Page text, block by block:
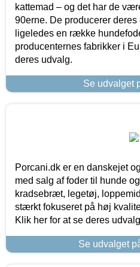
kattemad – og det har de
90erne. De producerer
ligeledes en række
producenternes fabrikker i
deres udvalg.
Se udvalget
Porcani.dk er en danskejet
med salg af foder til hunde
kradsebræt, legetøj,
stærkt fokuseret på høj
Klik her for at se deres
Se udvalget